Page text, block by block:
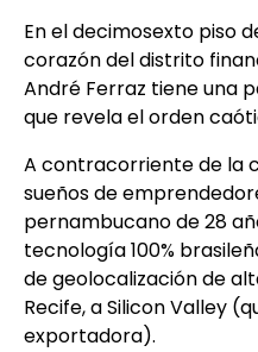
En el decimosexto piso
corazón del distrito
André Ferraz tiene una
que revela el orden
A contracorriente de la
sueños de
pernambucano de 28
tecnología 100%
de geolocalización de
Recife, a Silicon Valley
exportadora).